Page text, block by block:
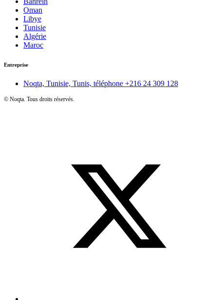
Oman
Libye
Tunisie
Algérie
Maroc
Entreprise
Noqta, Tunisie, Tunis, téléphone +216 24 309 128
© Noqta. Tous droits réservés.